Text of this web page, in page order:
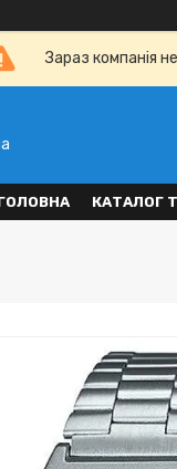
Зараз компанія
КАТАЛОГ